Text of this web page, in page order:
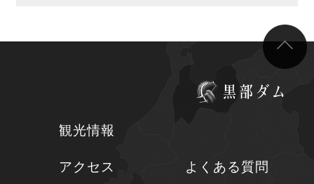
観光情報
アクセス よくある質問